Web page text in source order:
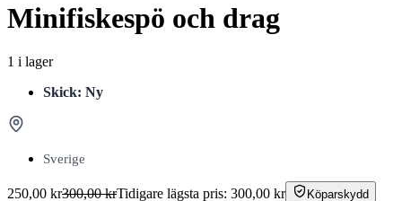
Minifiskespö och drag
1 i lager
Skick: Ny
Sverige
250,00 kr300,00krTidigare lägsta pris: 300,00 kr Köparskydd